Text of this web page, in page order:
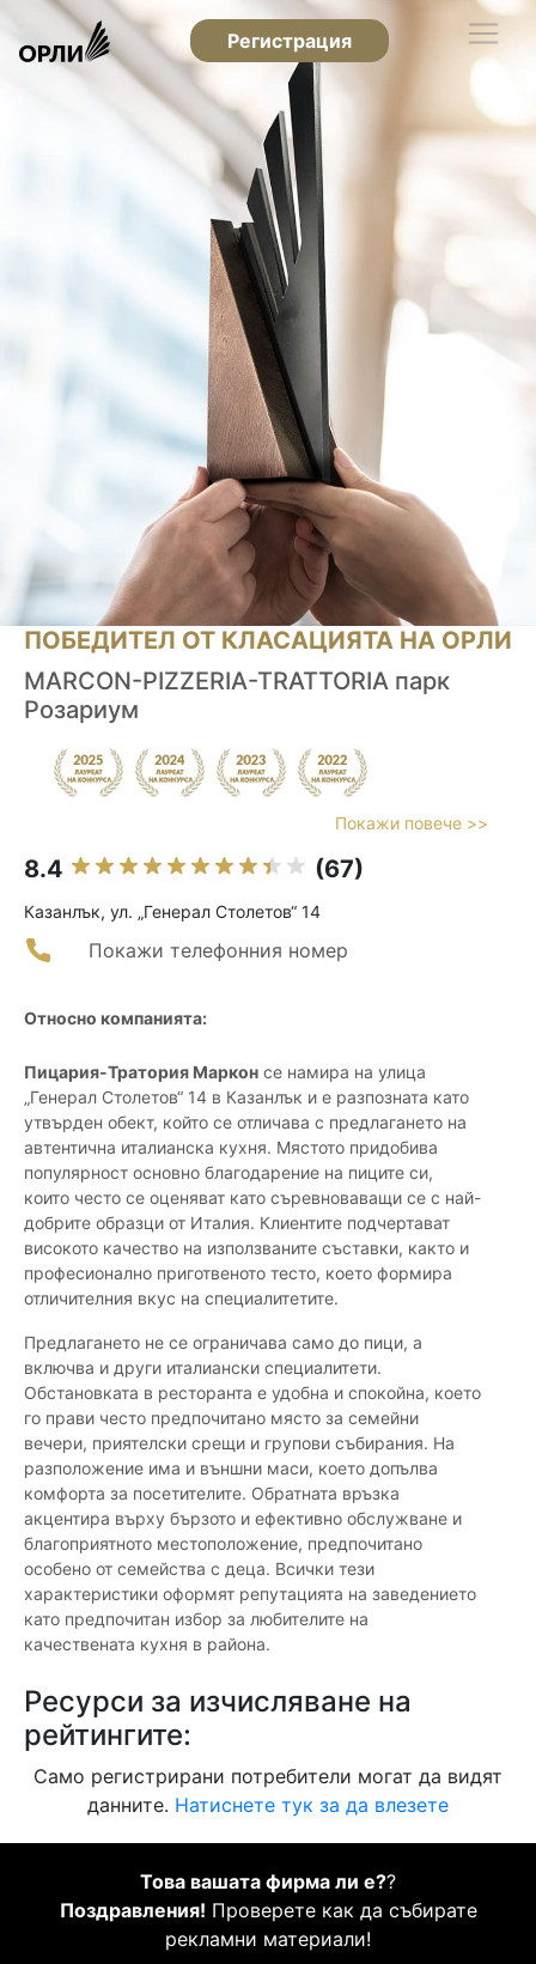
Регистрация
ПОБЕДИТЕЛ ОТ КЛАСАЦИЯТА НА ОРЛИ
MARCON-PIZZERIA-TRATTORIA парк
Розариум
Покажи повече >>
8.4 (67)
Казанлък, ул. „Генерал Столетов“ 14
Покажи телефонния номер
Относно компанията:
Пицария-Тратория Маркон се намира на улица
„Генерал Столетов“ 14 в Казанлък и е разпозната като
утвърден обект, който се отличава с предлагането на
автентична италианска кухня. Мястото придобива
популярност основно благодарение на пиците си,
които често се оценяват като съревноваващи се с най-
добрите образци от Италия. Клиентите подчертават
високото качество на използваните съставки, както и
професионално приготвеното тесто, което формира
отличителния вкус на специалитетите.
Предлагането не се ограничава само до пици, а
включва и други италиански специалитети.
Обстановката в ресторанта е удобна и спокойна, което
го прави често предпочитано място за семейни
вечери, приятелски срещи и групови събирания. На
разположение има и външни маси, което допълва
комфорта за посетителите. Обратната връзка
акцентира върху бързото и ефективно обслужване и
благоприятното местоположение, предпочитано
особено от семейства с деца. Всички тези
характеристики оформят репутацията на заведението
като предпочитан избор за любителите на
качествената кухня в района.
Ресурси за изчисляване на
рейтингите:
Само регистрирани потребители могат да видят
данните. Натиснете тук за да влезете
Това вашата фирма ли е??
Поздравления! Проверете как да събирате
рекламни материали!